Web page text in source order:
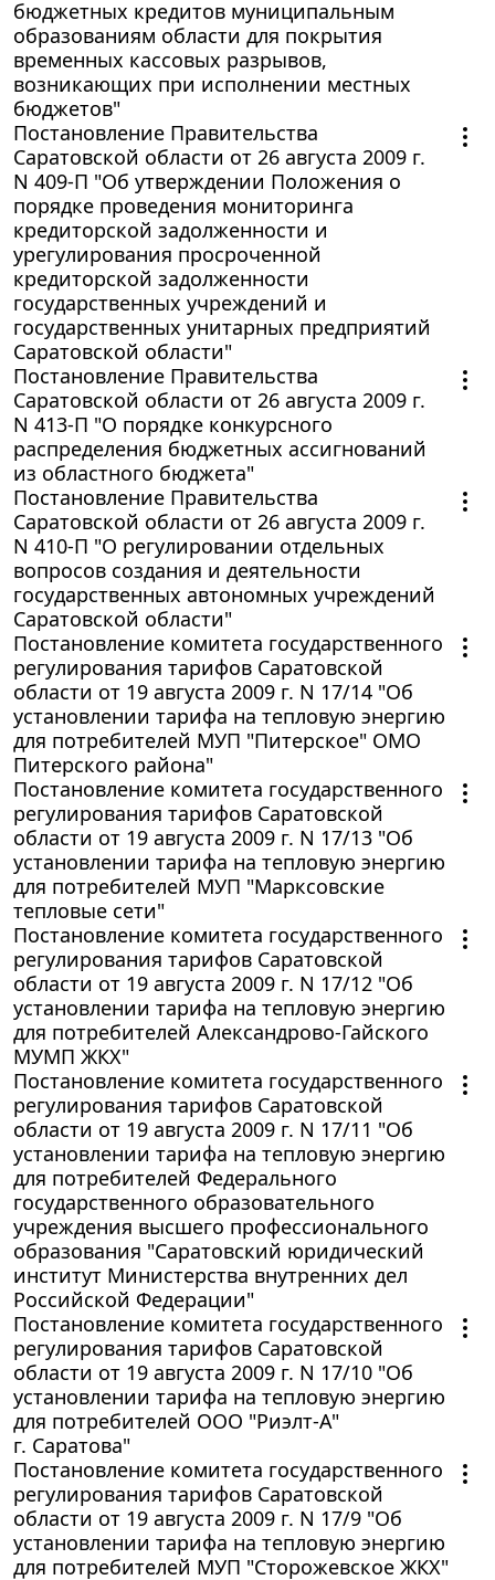
бюджетных кредитов муниципальным
образованиям области для покрытия
временных кассовых разрывов,
возникающих при исполнении местных
бюджетов"
Постановление Правительства
Саратовской области от 26 августа 2009 г.
N 409-П "Об утверждении Положения о
порядке проведения мониторинга
кредиторской задолженности и
урегулирования просроченной
кредиторской задолженности
государственных учреждений и
государственных унитарных предприятий
Саратовской области"
Постановление Правительства
Саратовской области от 26 августа 2009 г.
N 413-П "О порядке конкурсного
распределения бюджетных ассигнований
из областного бюджета"
Постановление Правительства
Саратовской области от 26 августа 2009 г.
N 410-П "О регулировании отдельных
вопросов создания и деятельности
государственных автономных учреждений
Саратовской области"
Постановление комитета государственного
регулирования тарифов Саратовской
области от 19 августа 2009 г. N 17/14 "Об
установлении тарифа на тепловую энергию
для потребителей МУП "Питерское" ОМО
Питерского района"
Постановление комитета государственного
регулирования тарифов Саратовской
области от 19 августа 2009 г. N 17/13 "Об
установлении тарифа на тепловую энергию
для потребителей МУП "Марксовские
тепловые сети"
Постановление комитета государственного
регулирования тарифов Саратовской
области от 19 августа 2009 г. N 17/12 "Об
установлении тарифа на тепловую энергию
для потребителей Александрово-Гайского
МУМП ЖКХ"
Постановление комитета государственного
регулирования тарифов Саратовской
области от 19 августа 2009 г. N 17/11 "Об
установлении тарифа на тепловую энергию
для потребителей Федерального
государственного образовательного
учреждения высшего профессионального
образования "Саратовский юридический
институт Министерства внутренних дел
Российской Федерации"
Постановление комитета государственного
регулирования тарифов Саратовской
области от 19 августа 2009 г. N 17/10 "Об
установлении тарифа на тепловую энергию
для потребителей ООО "Риэлт-А"
г. Саратова"
Постановление комитета государственного
регулирования тарифов Саратовской
области от 19 августа 2009 г. N 17/9 "Об
установлении тарифа на тепловую энергию
для потребителей МУП "Сторожевское ЖКХ"